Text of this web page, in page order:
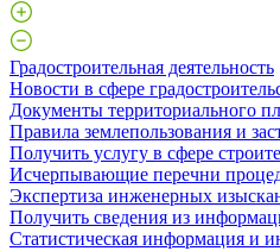
Градостроительная деятельность
Новости в сфере
Документы территориального
Правила землепользования и
Получить услугу в сфере
Исчерпывающие перечни
Экспертиза инженерных
Получить сведения из
Статистическая информация и